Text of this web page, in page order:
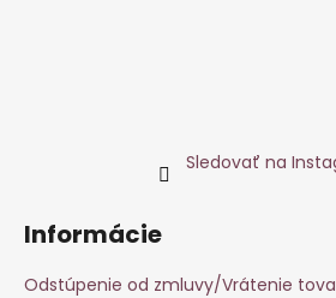
Sledovať na
Informácie
Odstúpenie od zmluvy/Vrátenie